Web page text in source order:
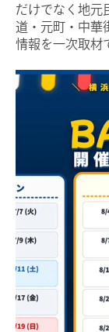
だけでなく地元
道・元町・中華
情報を一次取材